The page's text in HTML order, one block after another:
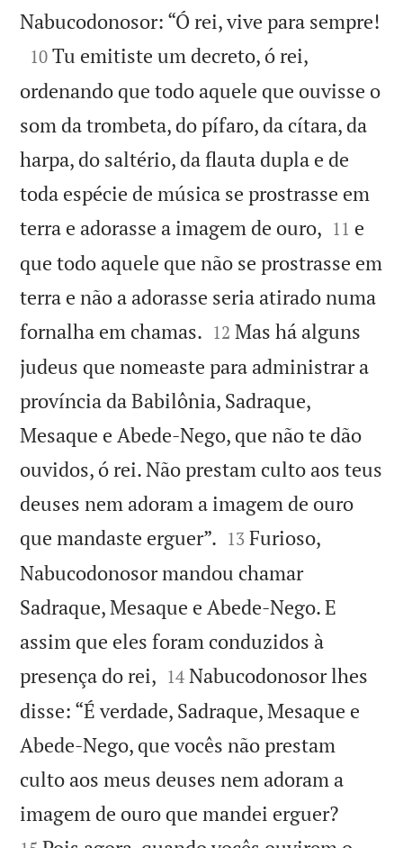
Nabucodonosor: “Ó rei, vive para sempre!

10 Tu emitiste um decreto, ó rei,
ordenando que todo aquele que ouvisse o
som da trombeta, do pífaro, da cítara, da
harpa, do saltério, da flauta dupla e de
toda espécie de música se prostrasse em
terra e adorasse a imagem de ouro, 

11 e
que todo aquele que não se prostrasse em
terra e não a adorasse seria atirado numa
fornalha em chamas. 

12 Mas há alguns
judeus que nomeaste para administrar a
província da Babilônia, Sadraque,
Mesaque e Abede-Nego, que não te dão
ouvidos, ó rei. Não prestam culto aos teus
deuses nem adoram a imagem de ouro
que mandaste erguer”. 

13 Furioso,
Nabucodonosor mandou chamar
Sadraque, Mesaque e Abede-Nego. E
assim que eles foram conduzidos à
presença do rei, 

14 Nabucodonosor lhes
disse: “É verdade, Sadraque, Mesaque e
Abede-Nego, que vocês não prestam
culto aos meus deuses nem adoram a
imagem de ouro que mandei erguer?